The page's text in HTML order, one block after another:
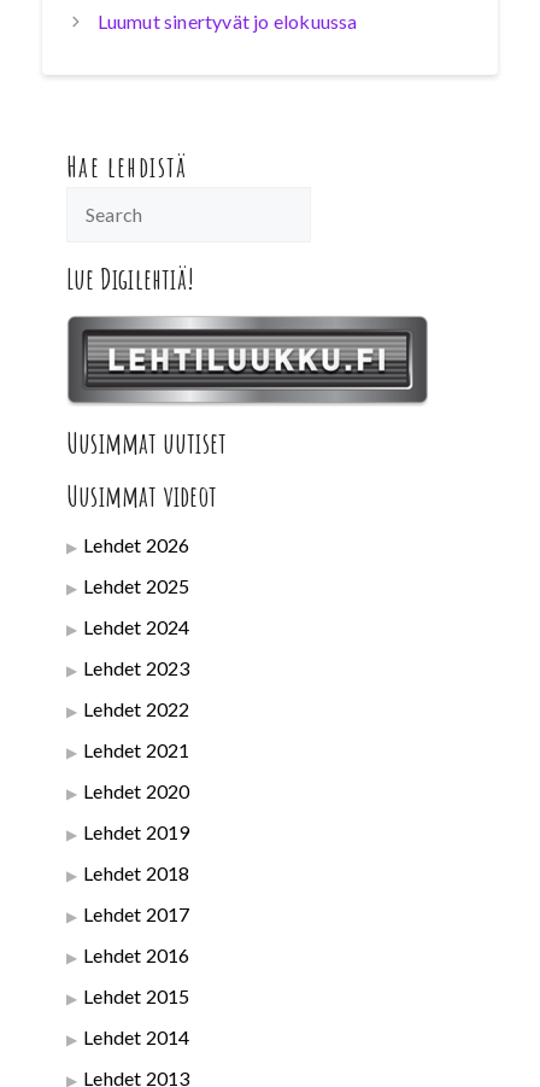
Luumut sinertyvät jo elokuussa
Hae lehdistä
Lue Digilehtiä!
Uusimmat uutiset
Uusimmat videot
Lehdet 2026
Lehdet 2025
Lehdet 2024
Lehdet 2023
Lehdet 2022
Lehdet 2021
Lehdet 2020
Lehdet 2019
Lehdet 2018
Lehdet 2017
Lehdet 2016
Lehdet 2015
Lehdet 2014
Lehdet 2013